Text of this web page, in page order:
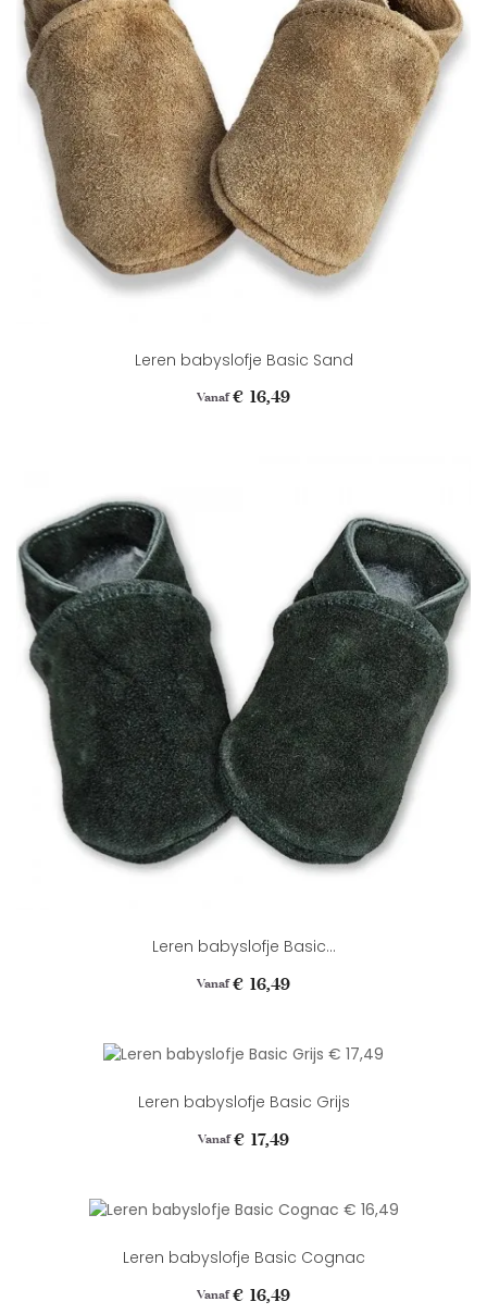
Leren babyslofje Basic Sand
Vanaf Prijs
€ 16,49
Leren babyslofje Basic...
Vanaf Prijs
€ 16,49
Leren babyslofje Basic Grijs
Vanaf Prijs
€ 17,49
Leren babyslofje Basic Cognac
Vanaf Prijs
€ 16,49